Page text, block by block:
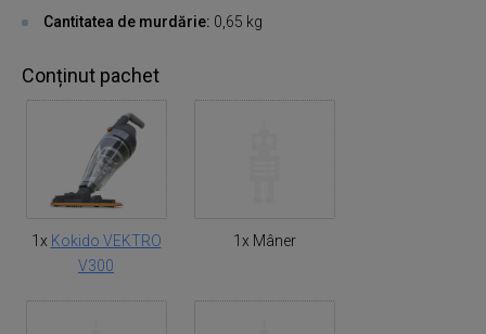
Cantitatea de murdărie: 0,65 kg
Conținut pachet
1x Kokido VEKTRO
V300
1x Mâner